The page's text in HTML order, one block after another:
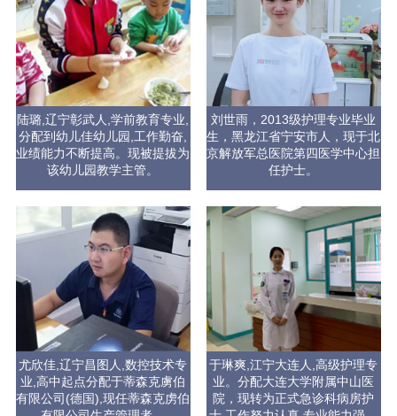
陆璐,辽宁彰武人,学前教育专业,
分配到幼儿佳幼儿园,工作勤奋,
业绩能力不断提高。现被提拔为
该幼儿园教学主管。
刘世雨，2013级护理专业毕业
生，黑龙江省宁安市人，现于北
京解放军总医院第四医学中心担
任护士。
尤欣佳,辽宁昌图人,数控技术专
业,高中起点分配于蒂森克虜伯
有限公司(德国),现任蒂森克虏伯
于琳爽,江宁大连人,高级护理专
业。分配大连大学附属中山医
院，现转为正式急诊科病房护